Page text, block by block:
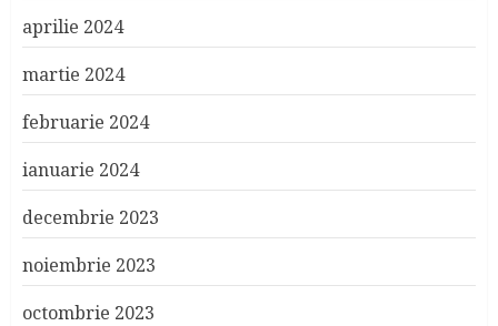
aprilie 2024
martie 2024
februarie 2024
ianuarie 2024
decembrie 2023
noiembrie 2023
octombrie 2023